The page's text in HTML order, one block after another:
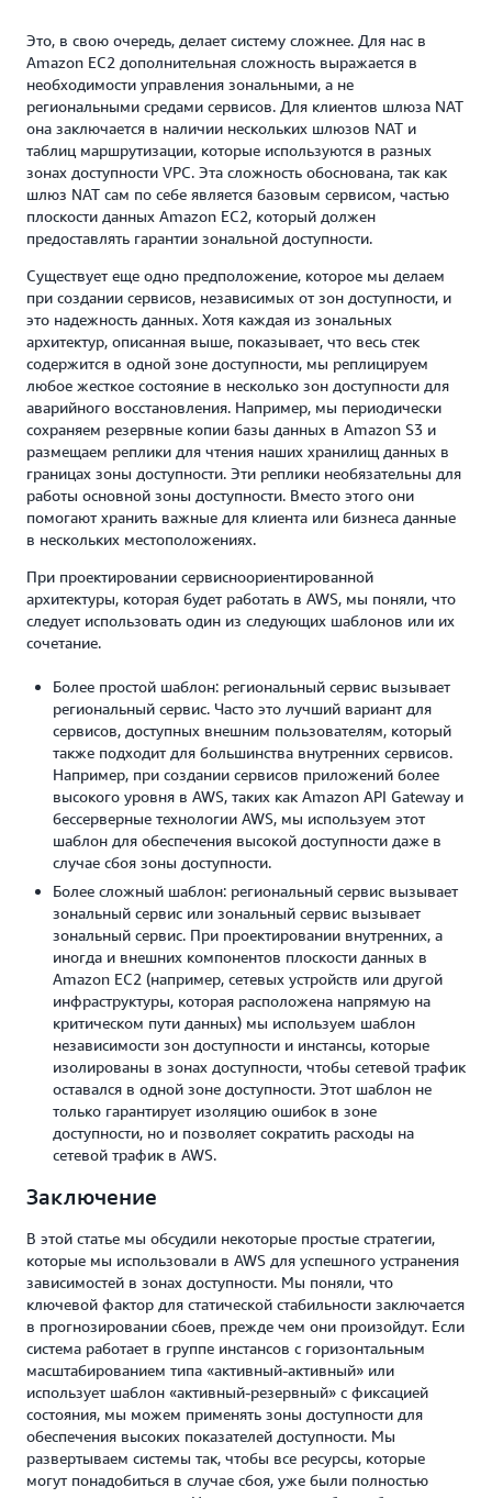
Это, в свою очередь, делает систему сложнее. Для нас в
Amazon EC2 дополнительная сложность выражается в
необходимости управления зональными, а не
региональными средами сервисов. Для клиентов шлюза NAT
она заключается в наличии нескольких шлюзов NAT и
таблиц маршрутизации, которые используются в разных
зонах доступности VPC. Эта сложность обоснована, так как
шлюз NAT сам по себе является базовым сервисом, частью
плоскости данных Amazon EC2, который должен
предоставлять гарантии зональной доступности.
Существует еще одно предположение, которое мы делаем
при создании сервисов, независимых от зон доступности, и
это надежность данных. Хотя каждая из зональных
архитектур, описанная выше, показывает, что весь стек
содержится в одной зоне доступности, мы реплицируем
любое жесткое состояние в несколько зон доступности для
аварийного восстановления. Например, мы периодически
сохраняем резервные копии базы данных в Amazon S3 и
размещаем реплики для чтения наших хранилищ данных в
границах зоны доступности. Эти реплики необязательны для
работы основной зоны доступности. Вместо этого они
помогают хранить важные для клиента или бизнеса данные
в нескольких местоположениях.
При проектировании сервисноориентированной
архитектуры, которая будет работать в AWS, мы поняли, что
следует использовать один из следующих шаблонов или их
сочетание.
Более простой шаблон: региональный сервис вызывает
региональный сервис. Часто это лучший вариант для
сервисов, доступных внешним пользователям, который
также подходит для большинства внутренних сервисов.
Например, при создании сервисов приложений более
высокого уровня в AWS, таких как Amazon API Gateway и
бессерверные технологии AWS, мы используем этот
шаблон для обеспечения высокой доступности даже в
случае сбоя зоны доступности.
Более сложный шаблон: региональный сервис вызывает
зональный сервис или зональный сервис вызывает
зональный сервис. При проектировании внутренних, а
иногда и внешних компонентов плоскости данных в
Amazon EC2 (например, сетевых устройств или другой
инфраструктуры, которая расположена напрямую на
критическом пути данных) мы используем шаблон
независимости зон доступности и инстансы, которые
изолированы в зонах доступности, чтобы сетевой трафик
оставался в одной зоне доступности. Этот шаблон не
только гарантирует изоляцию ошибок в зоне
доступности, но и позволяет сократить расходы на
сетевой трафик в AWS.
Заключение
В этой статье мы обсудили некоторые простые стратегии,
которые мы использовали в AWS для успешного устранения
зависимостей в зонах доступности. Мы поняли, что
ключевой фактор для статической стабильности заключается
в прогнозировании сбоев, прежде чем они произойдут. Если
система работает в группе инстансов с горизонтальным
масштабированием типа «активный-активный» или
использует шаблон «активный-резервный» с фиксацией
состояния, мы можем применять зоны доступности для
обеспечения высоких показателей доступности. Мы
развертываем системы так, чтобы все ресурсы, которые
могут понадобиться в случае сбоя, уже были полностью